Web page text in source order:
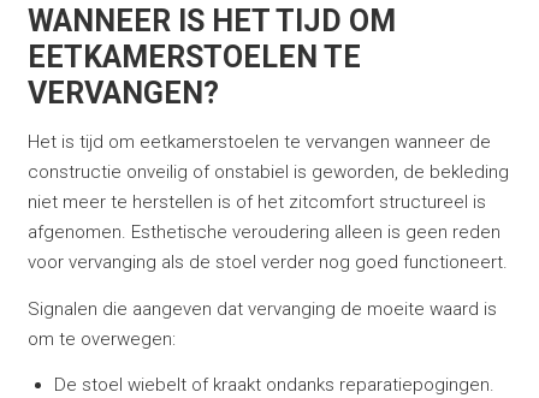
WANNEER IS HET TIJD OM
EETKAMERSTOELEN TE
VERVANGEN?
Het is tijd om eetkamerstoelen te vervangen wanneer de
constructie onveilig of onstabiel is geworden, de bekleding
niet meer te herstellen is of het zitcomfort structureel is
afgenomen. Esthetische veroudering alleen is geen reden
voor vervanging als de stoel verder nog goed functioneert.
Signalen die aangeven dat vervanging de moeite waard is
om te overwegen:
De stoel wiebelt of kraakt ondanks reparatiepogingen.